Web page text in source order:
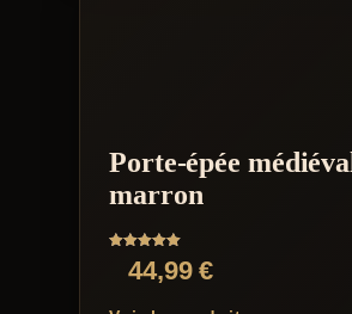
Porte-épée
marron
5.0044,99€